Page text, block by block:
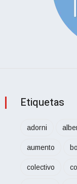
Etiquetas
adorni
aumento
colectivo